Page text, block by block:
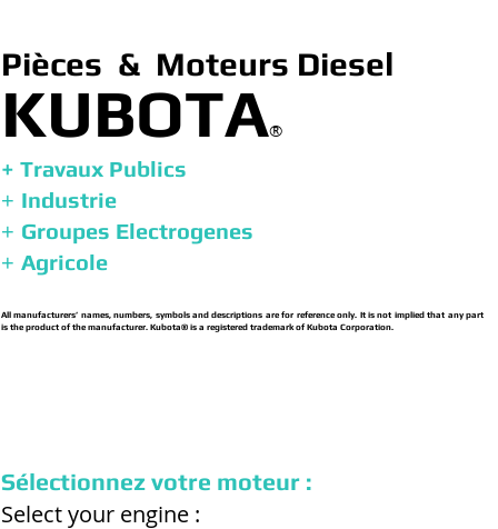
Pièces & Moteurs Diesel
KUBOTA®
+ Travaux Publics
+ Industrie
+ Groupes Electrogenes
+ Agricole
All manufacturers’ names, numbers, symbols and descriptions are for reference only. It is not implied that any part
is the product of the manufacturer. Kubota® is a registered trademark of Kubota Corporation.
Sélectionnez votre moteur :
Select your engine :